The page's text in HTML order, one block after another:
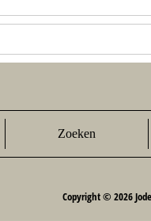
Zoeken
Copyright © 2026